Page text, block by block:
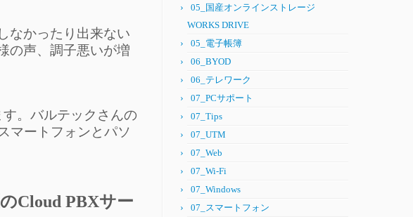
なかったり出来ない
の声、調子悪いが増
。バルテックさんの
マートフォンとパソ
Cloud PBXサー
05_国産オンラインストレージ
WORKS DRIVE
05_電子帳簿
06_BYOD
06_テレワーク
07_PCサポート
07_Tips
07_UTM
07_Web
07_Wi-Fi
07_Windows
07_スマートフォン